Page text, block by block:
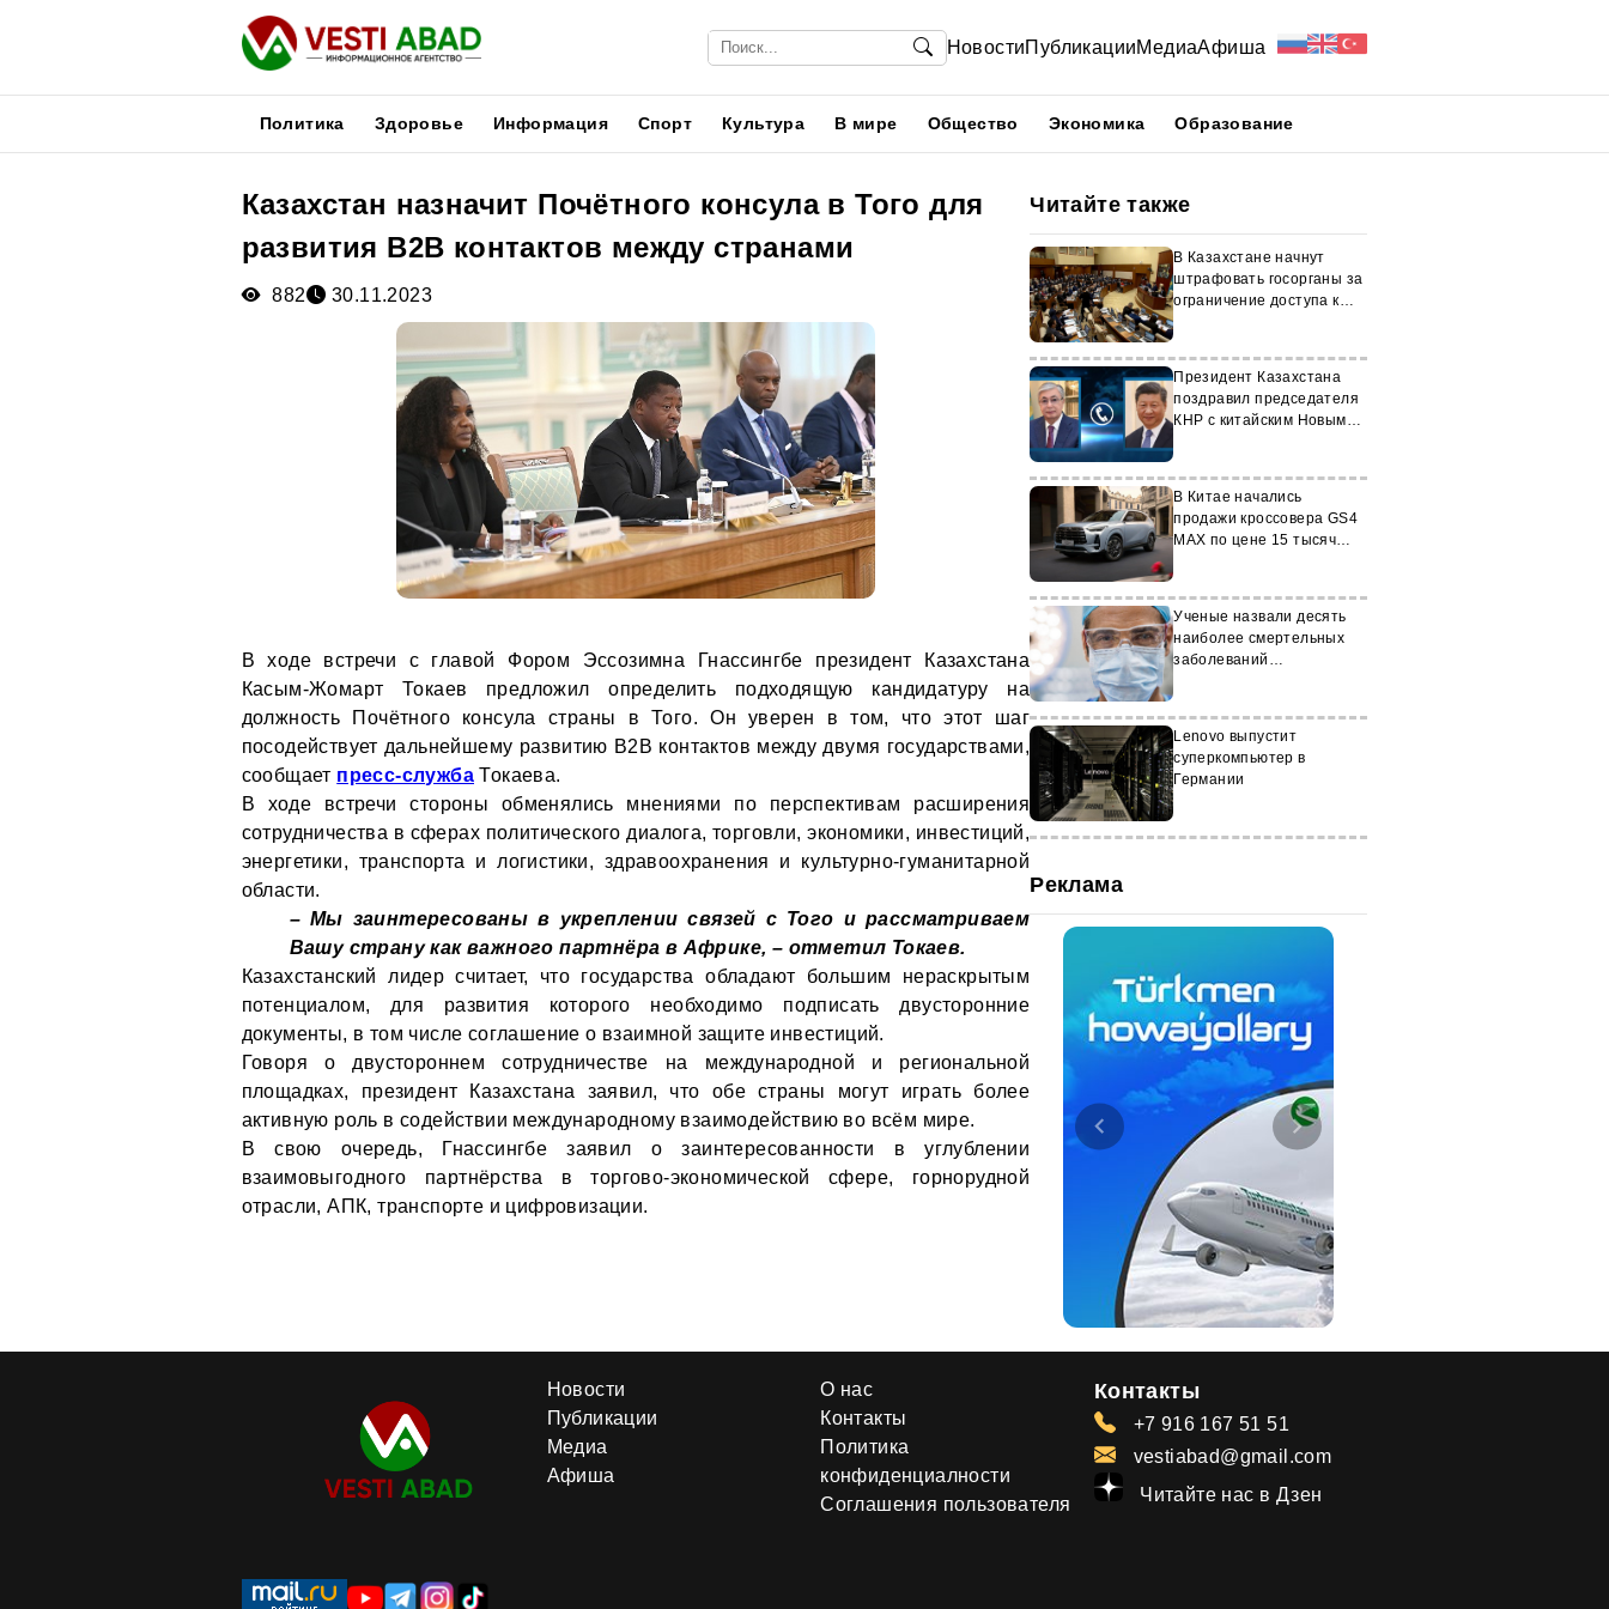
НовостиПубликацииМедиаАфиша
Политика Здоровье Информация Спорт Культура В мире Общество Экономика Образование
Казахстан назначит Почётного консула в Того для
развития В2В контактов между странами
882 30.11.2023
В ходе встречи с главой Фором Эссозимна Гнассингбе президент Казахстана
Касым-Жомарт Токаев предложил определить подходящую кандидатуру на
должность Почётного консула страны в Того. Он уверен в том, что этот шаг
посодействует дальнейшему развитию В2В контактов между двумя государствами,
сообщает пресс-служба Токаева.
В ходе встречи стороны обменялись мнениями по перспективам расширения
сотрудничества в сферах политического диалога, торговли, экономики, инвестиций,
энергетики, транспорта и логистики, здравоохранения и культурно-гуманитарной
области.
– Мы заинтересованы в укреплении связей с Того и рассматриваем
Вашу страну как важного партнёра в Африке, – отметил Токаев.
Казахстанский лидер считает, что государства обладают большим нераскрытым
потенциалом, для развития которого необходимо подписать двусторонние
документы, в том числе соглашение о взаимной защите инвестиций.
Говоря о двустороннем сотрудничестве на международной и региональной
площадках, президент Казахстана заявил, что обе страны могут играть более
активную роль в содействии международному взаимодействию во всём мире.
В свою очередь, Гнассингбе заявил о заинтересованности в углублении
взаимовыгодного партнёрства в торгово-экономической сфере, горнорудной
отрасли, АПК, транспорте и цифровизации.
Читайте также
В Казахстане начнут
штрафовать госорганы за
ограничение доступа к
Президент Казахстана
поздравил председателя
КНР с китайским Новым
В Китае начались
продажи кроссовера GS4
MAX по цене 15 тысяч
Ученые назвали десять
наиболее смертельных
заболеваний
Lenovo выпустит
суперкомпьютер в
Германии
Реклама
Новости
Публикации
Медиа
Афиша
О нас
Контакты
Политика
конфиденциалности
Соглашения пользователя
Контакты
+7 916 167 51 51
vestiabad@gmail.com
Читайте нас в Дзен